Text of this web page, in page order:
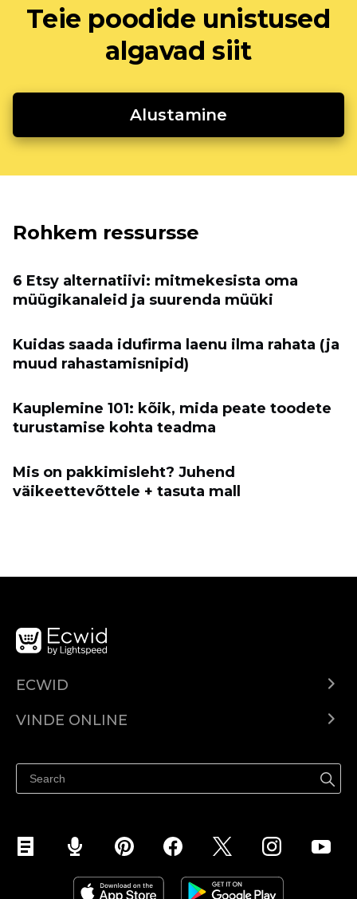
Teie poodide unistused
algavad siit
Alustamine
Rohkem ressursse
6 Etsy alternatiivi: mitmekesista oma
müügikanaleid ja suurenda müüki
Kuidas saada idufirma laenu ilma rahata (ja
muud rahastamisnipid)
Kauplemine 101: kõik, mida peate toodete
turustamise kohta teadma
Mis on pakkimisleht? Juhend
väikeettevõttele + tasuta mall
ECWID
Prețuri
VINDE ONLINE
Vinde pe Facebook
Vinde pe Instagram